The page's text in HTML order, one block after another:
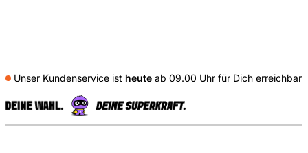
Unser Kundenservice ist heute ab 09.00 Uhr für Dich erreichbar